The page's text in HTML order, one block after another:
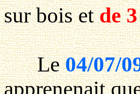
sur bois etde
Le04/07/
apprenenait